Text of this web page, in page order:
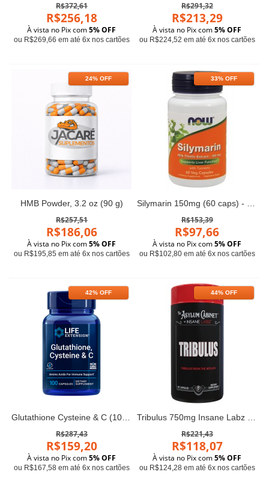
R$372,61
R$256,18
À vista no Pix com5% OFF
ou R$269,66 em até 6x nos cartões
R$291,32
R$213,29
À vista no Pix com5% OFF
ou R$224,52 em até 6x nos cartões
24% OFF
HMB Powder, 3.2 oz (90 g)
R$257,51
R$186,06
À vista no Pix com5% OFF
ou R$195,85 em até 6x nos cartões
33% OFF
Silymarin 150mg (60 caps) - Now Foods
R$153,39
R$97,66
À vista no Pix com5% OFF
ou R$102,80 em até 6x nos cartões
42% OFF
Glutathione Cysteine & C (100 cápsulas) - Life Extension
R$287,43
R$159,20
À vista no Pix com5% OFF
ou R$167,58 em até 6x nos cartões
44% OFF
Tribulus 750mg Insane Labz 90 caps
R$221,43
R$118,07
À vista no Pix com5% OFF
ou R$124,28 em até 6x nos cartões